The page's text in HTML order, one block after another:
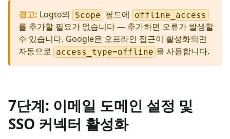
경고: Logto의 Scope 필드에 offline_access
를 추가할 필요가 없습니다 — 추가하면 오류가 발생할
수 있습니다. Google은 오프라인 접근이 활성화되면
자동으로 access_type=offline 을 사용합니다.
7단계: 이메일 도메인 설정 및
SSO 커넥터 활성화